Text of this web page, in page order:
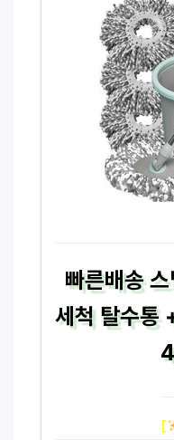
빠른배송
세척 탈수통
[